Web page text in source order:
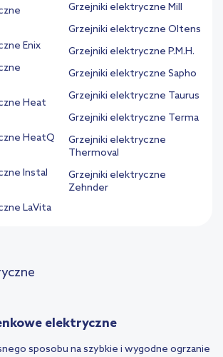
Enix
Heat
HeatQ
Instal
LaVita
Grzejniki elektryczne Mill
Grzejniki elektryczne Oltens
Grzejniki elektryczne P.M.H.
Grzejniki elektryczne Sapho
Grzejniki elektryczne Taurus
Grzejniki elektryczne Terma
Grzejniki elektryczne
Thermoval
Grzejniki elektryczne
Zehnder
elektryczne
sposobu na szybkie i wygodne ogrzanie